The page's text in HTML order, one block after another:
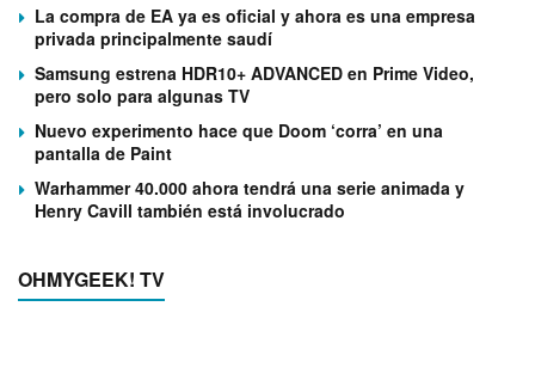
La compra de EA ya es oficial y ahora es una empresa
privada principalmente saudí
Samsung estrena HDR10+ ADVANCED en Prime Video,
pero solo para algunas TV
Nuevo experimento hace que Doom ‘corra’ en una
pantalla de Paint
Warhammer 40.000 ahora tendrá una serie animada y
Henry Cavill también está involucrado
OHMYGEEK! TV